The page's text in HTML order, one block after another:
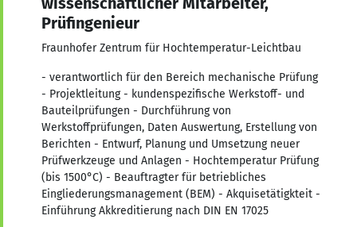
Prüfingenieur
Fraunhofer Zentrum für Hochtemperatur-Leichtbau
- verantwortlich für den Bereich mechanische Prüfung
- Projektleitung - kundenspezifische Werkstoff- und
Bauteilprüfungen - Durchführung von
Werkstoffprüfungen, Daten Auswertung, Erstellung von
Berichten - Entwurf, Planung und Umsetzung neuer
Prüfwerkzeuge und Anlagen - Hochtemperatur Prüfung
(bis 1500°C) - Beauftragter für betriebliches
Eingliederungsmanagement (BEM) - Akquisetätigkteit -
Einführung Akkreditierung nach DIN EN 17025